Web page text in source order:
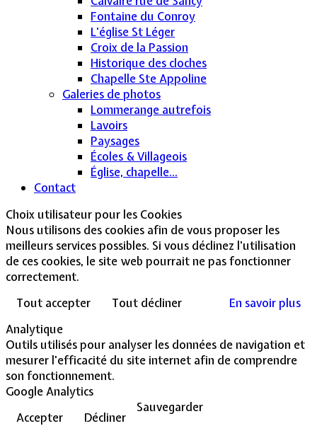
Fontaine du Conroy
L'église St Léger
Croix de la Passion
Historique des cloches
Chapelle Ste Appoline
Galeries de photos
Lommerange autrefois
Lavoirs
Paysages
Écoles & Villageois
Église, chapelle...
Contact
Choix utilisateur pour les Cookies
Nous utilisons des cookies afin de vous proposer les
meilleurs services possibles. Si vous déclinez l'utilisation
de ces cookies, le site web pourrait ne pas fonctionner
correctement.
Tout accepter
Tout décliner
En savoir plus
Analytique
Outils utilisés pour analyser les données de navigation et
mesurer l'efficacité du site internet afin de comprendre
son fonctionnement.
Google Analytics
Accepter
Décliner
Sauvegarder